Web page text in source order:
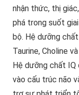
nhận thức, thị
phá trong suốt
bộ. Hệ dưỡng chất
Taurine, Choline
Hệ dưỡng chất IQ
vào cấu trúc não